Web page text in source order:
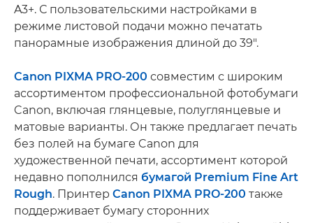
A3+. С пользовательскими настройками в
режиме листовой подачи можно печатать
панорамные изображения длиной до 39".
Canon PIXMA PRO-200 совместим с широким
ассортиментом профессиональной фотобумаги
Canon, включая глянцевые, полуглянцевые и
матовые варианты. Он также предлагает печать
без полей на бумаге Canon для
художественной печати, ассортимент которой
недавно пополнился бумагой Premium Fine Art
Rough. Принтер Canon PIXMA PRO-200 также
поддерживает бумагу сторонних